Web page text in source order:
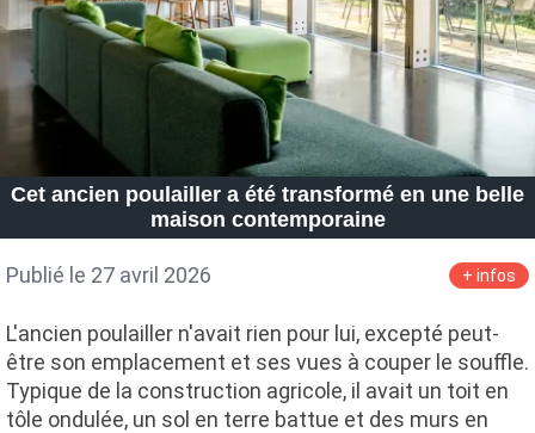
Cet ancien poulailler a été transformé en une belle
maison contemporaine
Publié le 27 avril 2026 + infos
L'ancien poulailler n'avait rien pour lui, excepté peut-
être son emplacement et ses vues à couper le souffle.
Typique de la construction agricole, il avait un toit en
tôle ondulée, un sol en terre battue et des murs en